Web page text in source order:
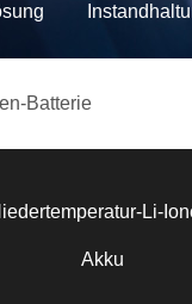
Batterie
Li-
Akku